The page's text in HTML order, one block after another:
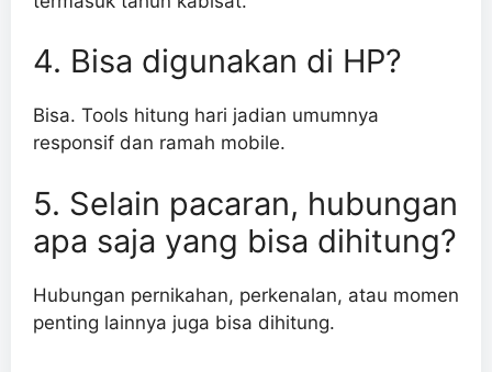
4. Bisa digunakan di HP?
Bisa. Tools hitung hari jadian umumnya
responsif dan ramah mobile.
5. Selain pacaran, hubungan
apa saja yang bisa dihitung?
Hubungan pernikahan, perkenalan, atau momen
penting lainnya juga bisa dihitung.